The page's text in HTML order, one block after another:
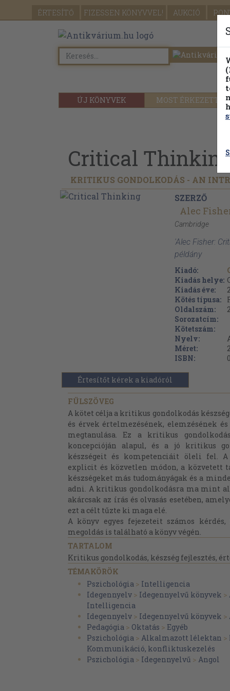
ÉRTESÍTŐ FIZESSEN KÖNYVVEL! AUKCIÓ
ÚJ KÖNYVEK MOST ÉRKEZETT
Critical
KRITIKUS GONDOLKODÁS - AN
SZERZŐ
Alec
Cambridge
'Alec Fisher:
példány
Kiadó:
Kiadás helye:
Kiadás éve:
Kötés típusa:
Oldalszám:
Sorozatcím:
Kötetszám:
Nyelv:
Méret:
ISBN:
Értesítőt kérek a kiadóról
FÜLSZÖVEG
A kötet célja a kritikus gondolkodás
és érvek értelmezésének, elemzésének
megtanulása. Ez a kritikus
koncepcióján alapul, és a jó kritikus
készségeit és kompetenciáit öleli fel. A
explicit és közvetlen módon, a közvetett
készségeket más tudományágak és a
adni. A kritikus gondolkodásra ma mint
akárcsak az írás és olvasás esetében,
ezt a célt tűzte ki maga elé.
A könyv egyes fejezeteit számos
megoldás is található a könyv végén.
TARTALOM
Kritikus gondolkodás, készség fejlesztés,
TÉMAKÖRÖK
Pszichológia > Intelligencia
Idegennyelv > Idegennyelvű könyvek >
Intelligencia
Idegennyelv > Idegennyelvű könyvek >
Pedagógia > Oktatás > Egyéb
Pszichológia > Alkalmazott lélektan >
Kommunikáció, konfliktuskezelés
Pszichológia > Idegennyelvű > Angol